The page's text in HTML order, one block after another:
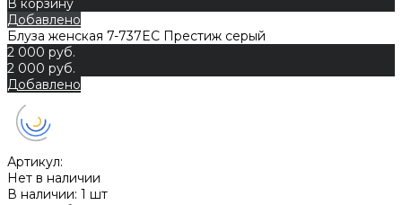
Добавлено
Блуза женская 7-737EC Престиж серый
2 000 руб.
2 000 руб.
Добавлено
Артикул:
Нет в наличии
В наличии: 1 шт